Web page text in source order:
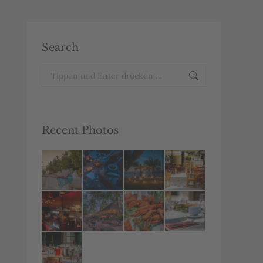
Search
Search:
Recent Photos